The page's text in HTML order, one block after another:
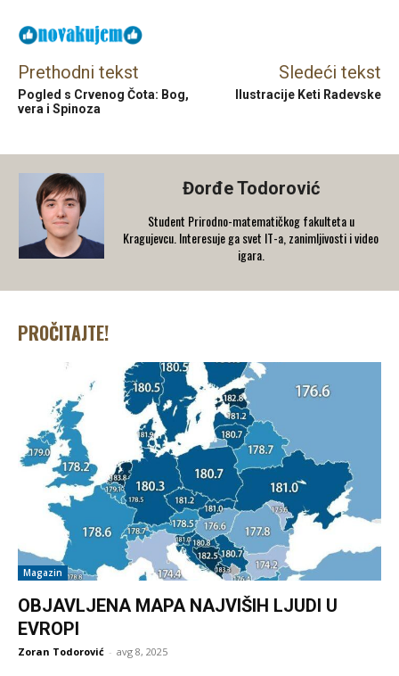
Prethodni tekst
Pogled s Crvenog Čota: Bog,
vera i Spinoza
Sledeći tekst
Ilustracije Keti Radevske
Đorđe Todorović
Student Prirodno-matematičkog fakulteta u
Kragujevcu. Interesuje ga svet IT-a, zanimljivosti i video
igara.
PROČITAJTE!
Magazin
OBJAVLJENA MAPA NAJVIŠIH LJUDI U
EVROPI
Zoran Todorović - avg 8, 2025